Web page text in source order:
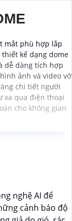
mắt phù hợp lắp
kế dạng dome
dễ dàng tích hợp
ảnh và video
chi tiết người
xa qua điện thoại
cho không gian
nghệ AI để
cảnh báo độ